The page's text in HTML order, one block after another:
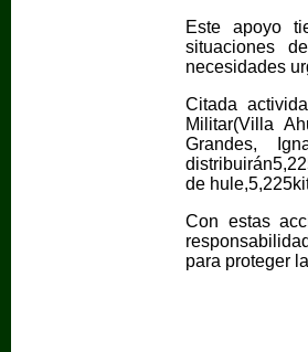
Este apoyo
situaciones
necesidades
Citada
Militar(Villa
Grandes,
de
Con estas
para proteger